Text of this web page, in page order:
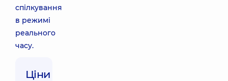
спілкування
в режимі
реального
часу.
Ціни